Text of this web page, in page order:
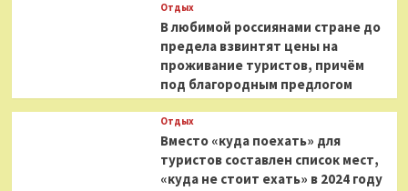
Отдых
В любимой россиянами стране до
предела взвинтят цены на
проживание туристов, причём
под благородным предлогом
Отдых
Вместо «куда поехать» для
туристов составлен список мест,
«куда не стоит ехать» в 2024 году